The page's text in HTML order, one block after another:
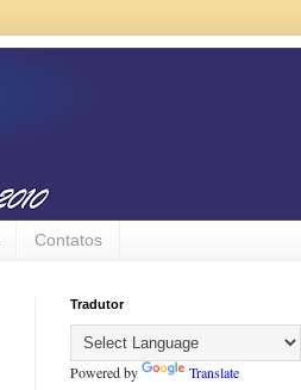
Contatos
Tradutor
Powered by Translate